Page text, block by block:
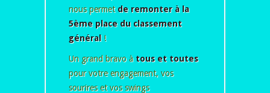
nous permet de remonter à la
5ème place du classement
général!
Un grand bravo à tous et toutes
pour votre engagement, vos
sourires et vos swings